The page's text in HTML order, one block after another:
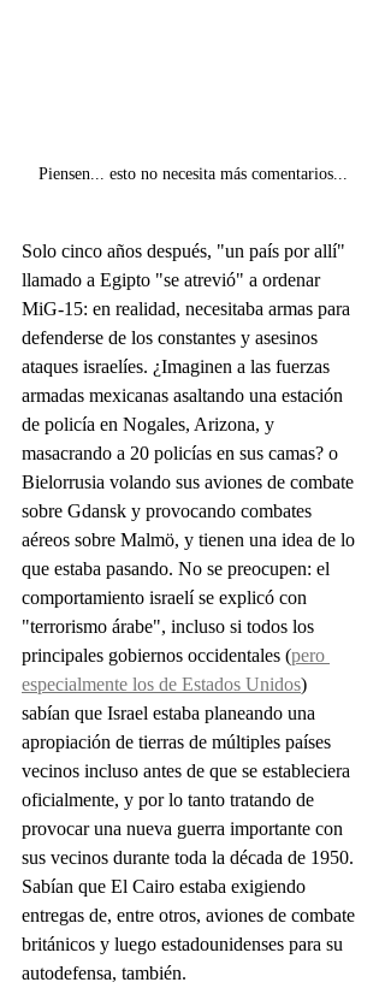
Piensen... esto no necesita más comentarios...
Solo cinco años después, "un país por allí"
llamado a Egipto "se atrevió" a ordenar
MiG-15: en realidad, necesitaba armas para
defenderse de los constantes y asesinos
ataques israelíes. ¿Imaginen a las fuerzas
armadas mexicanas asaltando una estación
de policía en Nogales, Arizona, y
masacrando a 20 policías en sus camas? o
Bielorrusia volando sus aviones de combate
sobre Gdansk y provocando combates
aéreos sobre Malmö, y tienen una idea de lo
que estaba pasando. No se preocupen: el
comportamiento israelí se explicó con
"terrorismo árabe", incluso si todos los
principales gobiernos occidentales (pero
especialmente los de Estados Unidos)
sabían que Israel estaba planeando una
apropiación de tierras de múltiples países
vecinos incluso antes de que se estableciera
oficialmente, y por lo tanto tratando de
provocar una nueva guerra importante con
sus vecinos durante toda la década de 1950.
Sabían que El Cairo estaba exigiendo
entregas de, entre otros, aviones de combate
británicos y luego estadounidenses para su
autodefensa, también.